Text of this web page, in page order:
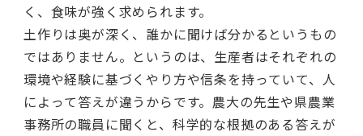
く、食味が強く求められます。
土作りは奥が深く、誰かに聞けば分かるというもの
ではありません。というのは、生産者はそれぞれの
環境や経験に基づくやり方や信条を持っていて、人
によって答えが違うからです。農大の先生や県農業
事務所の職員に聞くと、科学的な根拠のある答えが